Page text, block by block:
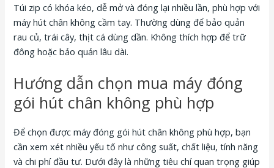
Túi zip có khóa kéo, dễ mở và đóng lại nhiều lần, phù hợp với
máy hút chân không cầm tay. Thường dùng để bảo quản
rau củ, trái cây, thịt cá dùng dần. Không thích hợp để trữ
đông hoặc bảo quản lâu dài.
Hướng dẫn chọn mua máy đóng
gói hút chân không phù hợp
Để chọn được máy đóng gói hút chân không phù hợp, bạn
cần xem xét nhiều yếu tố như công suất, chất liệu, tính năng
và chi phí đầu tư. Dưới đây là những tiêu chí quan trọng giúp